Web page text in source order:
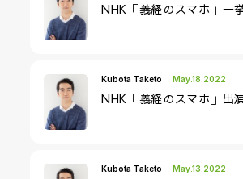
NHK「義経のスマホ」一
Kubota Taketo May.18.2022
NHK「義経のスマホ」出
Kubota Taketo May.13.2022